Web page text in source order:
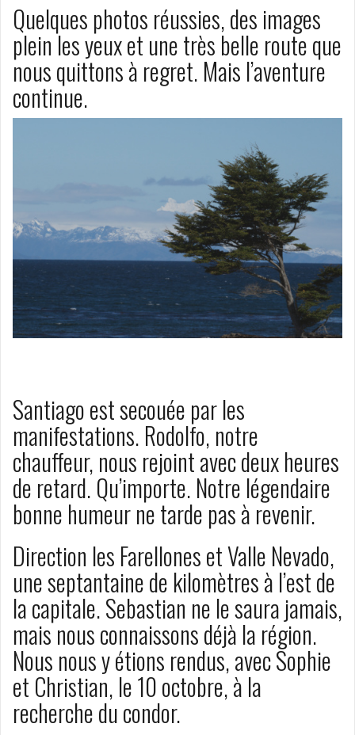
Quelques photos réussies, des images
plein les yeux et une très belle route que
nous quittons à regret. Mais l’aventure
continue.
Santiago est secouée par les
manifestations. Rodolfo, notre
chauffeur, nous rejoint avec deux heures
de retard. Qu’importe. Notre légendaire
bonne humeur ne tarde pas à revenir.
Direction les Farellones et Valle Nevado,
une septantaine de kilomètres à l’est de
la capitale. Sebastian ne le saura jamais,
mais nous connaissons déjà la région.
Nous nous y étions rendus, avec Sophie
et Christian, le 10 octobre, à la
recherche du condor.